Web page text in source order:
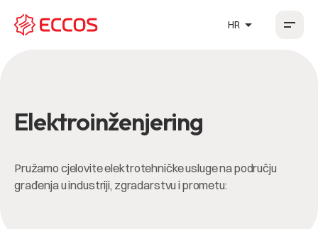
HR arrow_drop_up
Elektroinženjering
Pružamo cjelovite elektrotehničke usluge na području
građenja u industriji, zgradarstvu i prometu: